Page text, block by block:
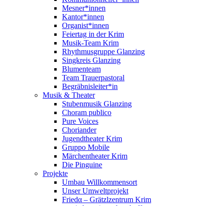
Mesner*innen
Kantor*innen
Organist*innen
Feiertag in der Krim
Musik-Team Krim
Rhythmusgruppe Glanzing
Singkreis Glanzing
Blumenteam
Team Trauerpastoral
Begräbnisleiter*in
Musik & Theater
Stubenmusik Glanzing
Choram publico
Pure Voices
Choriander
Jugendtheater Krim
Gruppo Mobile
Märchentheater Krim
Die Pinguine
Projekte
Umbau Willkommensort
Unser Umweltprojekt
Friedα – Grätzlzentrum Krim